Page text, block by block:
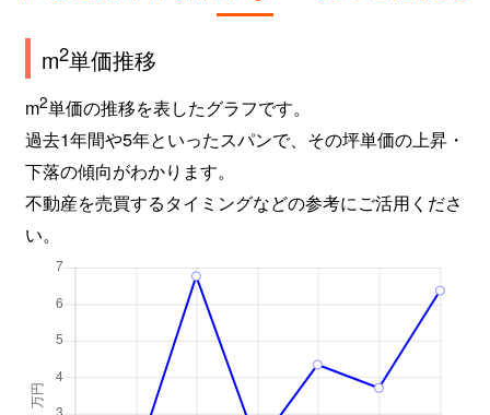
m2単価推移
m2単価の推移を表したグラフです。
過去1年間や5年といったスパンで、その坪単価の上昇・
下落の傾向がわかります。
不動産を売買するタイミングなどの参考にご活用くださ
い。